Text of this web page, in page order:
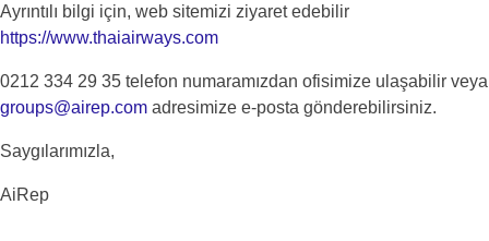
Ayrıntılı bilgi için, web sitemizi ziyaret edebilir
https://www.thaiairways.com
0212 334 29 35 telefon numaramızdan ofisimize ulaşabilir veya
groups@airep.com adresimize e-posta gönderebilirsiniz.
Saygılarımızla,
AiRep